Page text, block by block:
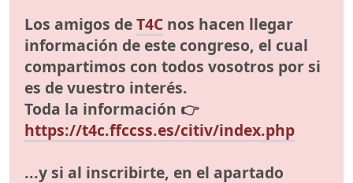
Los amigos deT4C nos hacen llegar
información de este congreso, el cual
compartimos con todos vosotros por si
es de vuestro interés.
Toda la información 👉
https://t4c.ffccss.es/citiv/index.php
...y si al inscribirte, en el apartado